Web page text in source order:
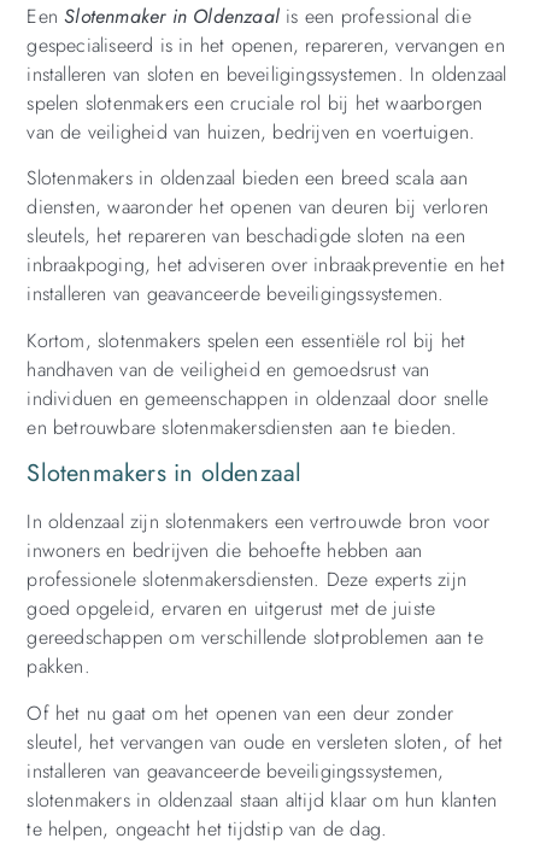
EenSlotenmaker in Oldenzaal is een professional die
gespecialiseerd is in het openen, repareren, vervangen en
installeren van sloten en beveiligingssystemen. In oldenzaal
spelen slotenmakers een cruciale rol bij het waarborgen
van de veiligheid van huizen, bedrijven en voertuigen.
Slotenmakers in oldenzaal bieden een breed scala aan
diensten, waaronder het openen van deuren bij verloren
sleutels, het repareren van beschadigde sloten na een
inbraakpoging, het adviseren over inbraakpreventie en het
installeren van geavanceerde beveiligingssystemen.
Kortom, slotenmakers spelen een essentiële rol bij het
handhaven van de veiligheid en gemoedsrust van
individuen en gemeenschappen in oldenzaal door snelle
en betrouwbare slotenmakersdiensten aan te bieden.
Slotenmakers in oldenzaal
In oldenzaal zijn slotenmakers een vertrouwde bron voor
inwoners en bedrijven die behoefte hebben aan
professionele slotenmakersdiensten. Deze experts zijn
goed opgeleid, ervaren en uitgerust met de juiste
gereedschappen om verschillende slotproblemen aan te
pakken.
Of het nu gaat om het openen van een deur zonder
sleutel, het vervangen van oude en versleten sloten, of het
installeren van geavanceerde beveiligingssystemen,
slotenmakers in oldenzaal staan altijd klaar om hun klanten
te helpen, ongeacht het tijdstip van de dag.